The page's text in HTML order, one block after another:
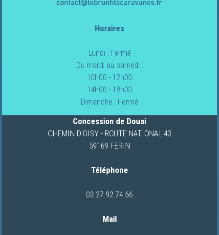
CARAVANES
Horaires
Lundi : Fermé
Du mardi au samedi :
10h00 - 12h00
14h00 - 18h00
Dimanche : Fermé
Concession de Douai
CHEMIN D'OISY - ROUTE NATIONAL 43
59169 FERIN
Téléphone
03.27.92.74.66
Mail